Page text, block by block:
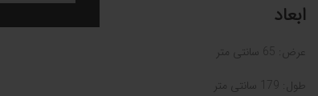
ابعاد
عرض: 65 سانتی ‌متر
طول: 179 سانتی ‌متر